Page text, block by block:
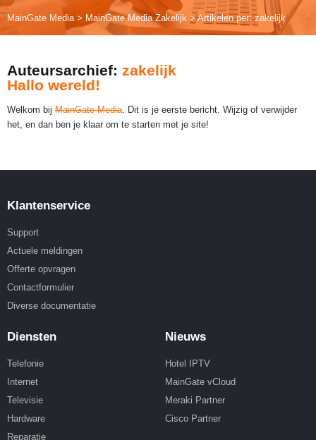
MainGate Media> MainGate Media Zakelijk >Artikelen per: zakelijk
Auteursarchief: zakelijk
Hallo wereld!
Welkom bij MainGate Media. Dit is je eerste bericht. Wijzig of verwijder
het, en dan ben je klaar om te starten met je site!
Klantenservice
Support
Actuele meldingen
Offerte opvragen
Contactformulier
Diverse documentatie
Diensten
Telefonie
Internet
Televisie
Hardware
Reparatie
Nieuws
Hotel IPTV
MainGate vCloud
Meraki Partner
Cisco Partner